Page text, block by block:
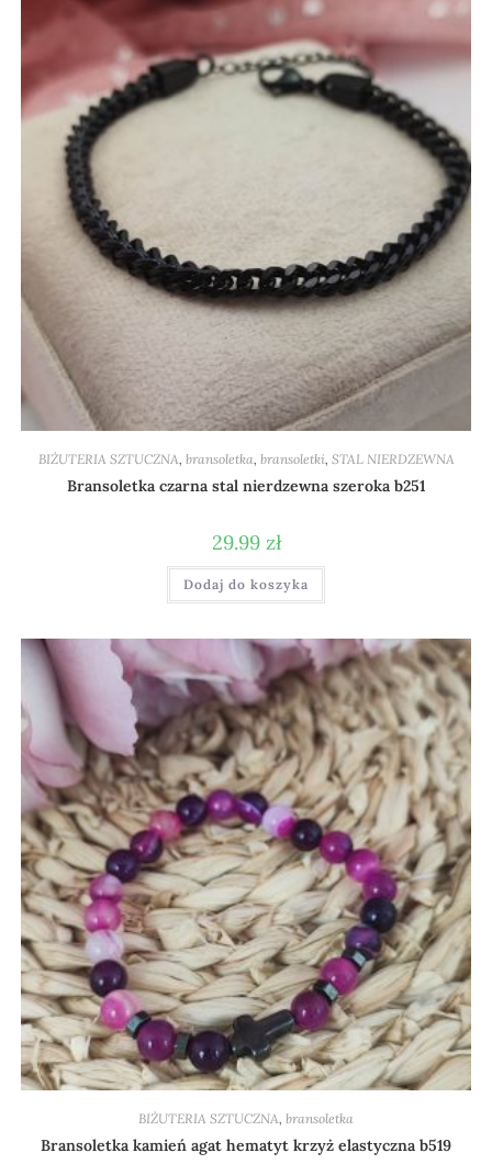
BIŻUTERIA SZTUCZNA bransoletka bransoletki STAL NIERDZEWNA
Bransoletka czarna stal nierdzewna szeroka b251
29.99 zł
Dodaj do koszyka
BIŻUTERIA SZTUCZNA, bransoletka
Bransoletka kamień agat hematyt krzyż elastyczna b519